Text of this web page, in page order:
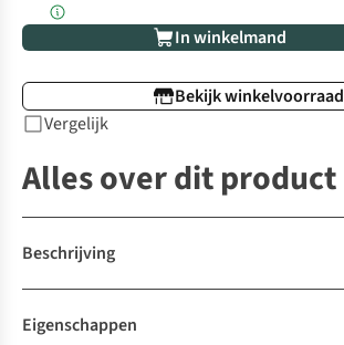
In winkelmand
Bekijk winkelvoorraad
Vergelijk
Alles over dit product
Beschrijving
Eigenschappen